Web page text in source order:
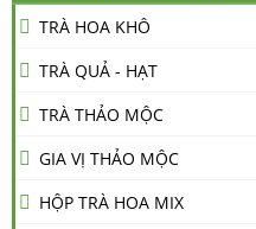
TRÀ HOA KHÔ
TRÀ QUẢ - HẠT
TRÀ THẢO MỘC
GIA VỊ THẢO MỘC
HỘP TRÀ HOA MIX